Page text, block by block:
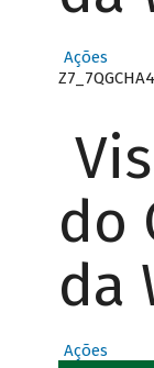
Ações
do
da
Ações